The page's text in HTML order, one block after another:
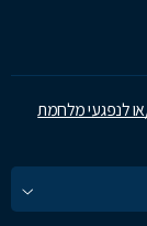
או לנפגעי מלחמת